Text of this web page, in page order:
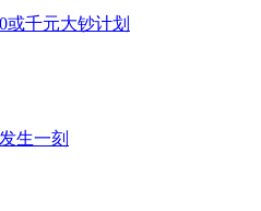
或千元大钞计划
生一刻